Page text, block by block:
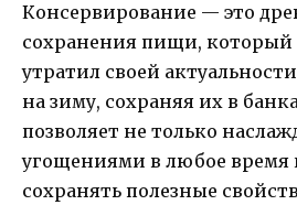
Консервирование — это
сохранения пищи, который
утратил своей
на зиму, сохраняя их в
позволяет не только
угощениями в любое время
сохранять полезные